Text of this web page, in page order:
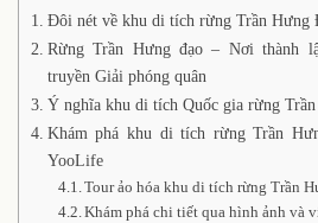
Đôi nét về khu di tích rừng Trần Hưng
Rừng Trần Hưng đạo – Nơi thành
truyền Giải phóng quân
Ý nghĩa khu di tích Quốc gia rừng
Khám phá khu di tích rừng Trần
YooLife
Tour ảo hóa khu di tích rừng Trần
Khám phá chi tiết qua hình ảnh và